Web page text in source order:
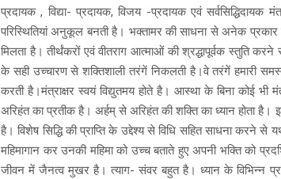
प्रदायक , विद्या- प्रदायक, विजय -प्रदायक एवं
परिस्थितियां अनुकूल बनती है। भक्तामर की साधना से अनेक प्रकार
मिलता है। तीर्थंकरों एवं वीतराग आत्माओं की श्रद्धापूर्वक स्तुति
के सही उच्चारण से शक्तिशाली तरंगें निकलती है।वे तरंगें हमारी
करती है।मंत्राक्षर स्वयं विद्युतमय होते है। आस्था के बिना कोई
अरिहंत का प्रतीक है। अर्हम् से अरिहंत की शक्ति का ध्यान होता
है। विशेष सिद्धि की प्राप्ति के उद्देश्य से विधि सहित साधना करने
महिमागान कर उनकी महिमा को उच्च बताते हुए अपनी भक्ति को
जीवन में जैनत्व मुखर है। त्याग- संवर बहुत है। ध्यान के विभिन्न